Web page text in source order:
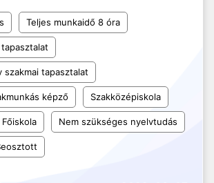
Teljes munkaidő 8 óra
szakmai tapasztalat
képző Szakközépiskola
Főiskola Nem szükséges nyelvtudás